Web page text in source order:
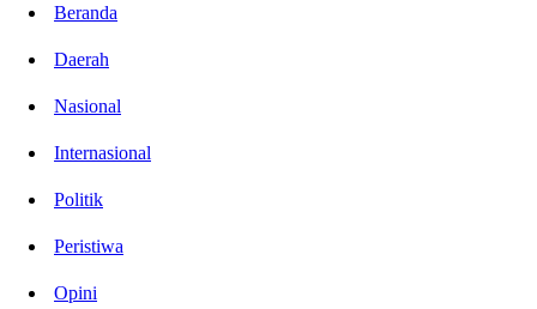
Beranda
Daerah
Nasional
Internasional
Politik
Peristiwa
Opini